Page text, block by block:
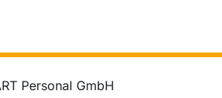
Personal GmbH